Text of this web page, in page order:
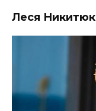
Леся Никитюк